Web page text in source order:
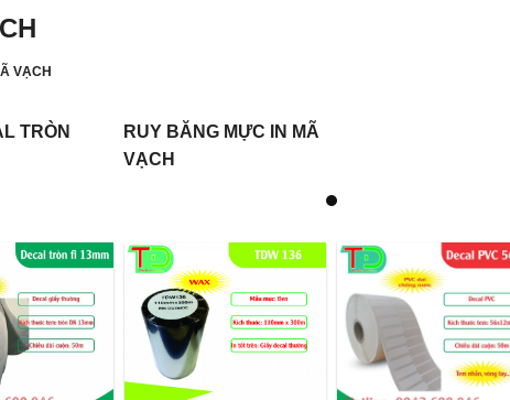
VẠCH
TRÒN
RUY BĂNG MỰC IN MÃ
VẠCH